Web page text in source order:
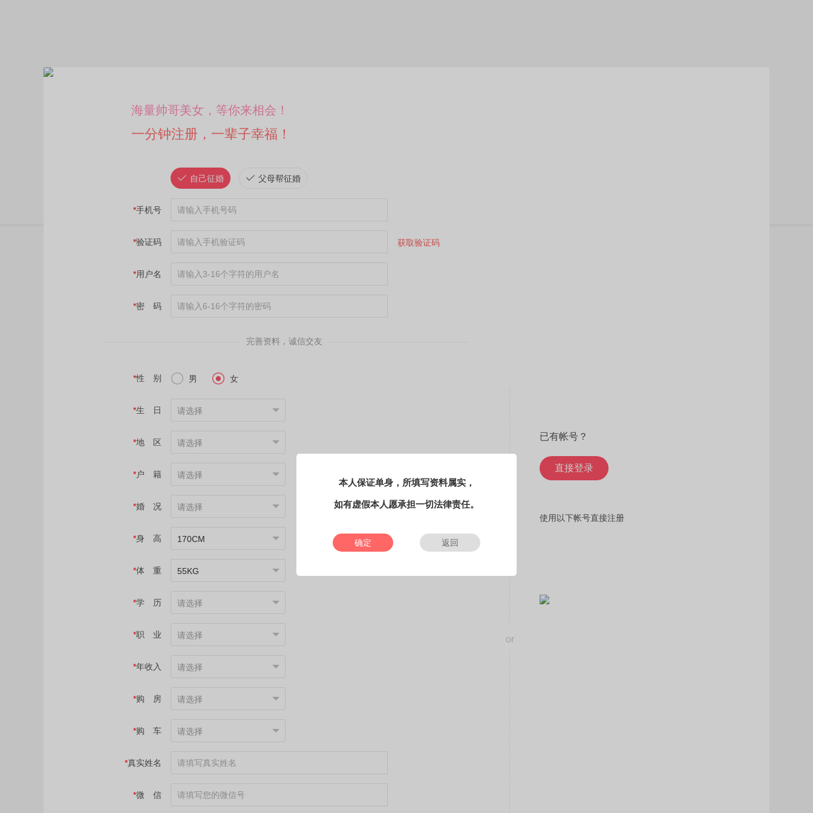
海量帅哥美女，等你来相会！
一分钟注册，一辈子幸福！
自己征婚 父母帮征婚
*手机号
*验证码 获取验证码
*用户名
*密 码
完善资料，诚信交友
*性 别  男  女
*生 日 请选择
*地 区 请选择
*户 籍 请选择
*婚 况 请选择
*身 高 170CM
*体 重 55KG
*学 历 请选择
*职 业 请选择
*年收入 请选择
*购 房 请选择
*购 车 请选择
*真实姓名
*微 信
or
已有帐号？
直接登录
使用以下帐号直接注册
本人保证单身，所填写资料属实，
如有虚假本人愿承担一切法律责任。
确定 返回